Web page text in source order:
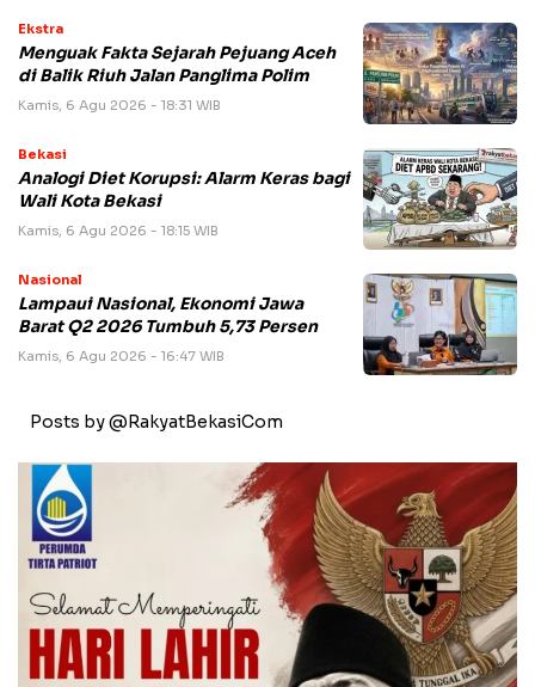
Ekstra
Menguak Fakta Sejarah Pejuang Aceh
di Balik Riuh Jalan Panglima Polim
Kamis, 6 Agu 2026 - 18:31 WIB
Bekasi
Analogi Diet Korupsi: Alarm Keras bagi
Wali Kota Bekasi
Kamis, 6 Agu 2026 - 18:15 WIB
Nasional
Lampaui Nasional, Ekonomi Jawa
Barat Q2 2026 Tumbuh 5,73 Persen
Kamis, 6 Agu 2026 - 16:47 WIB
Posts by @RakyatBekasiCom